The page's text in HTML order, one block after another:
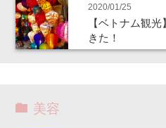
2020/01/25
【ベトナム観
きた！
美容